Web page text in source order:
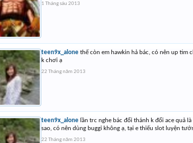
1 Tháng sáu 2013
teen9x_alone thế còn em hawkin hả bác, có nên up tim
k chơi ạ
22 Tháng năm 2013
teen9x_alone lần trc nghe bác đổi thánh k đổi ace quả
sao, có nên dùng buggi không ạ, tại e thiếu slot luyện
22 Tháng năm 2013